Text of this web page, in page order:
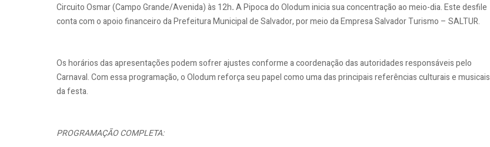
Circuito Osmar (Campo Grande/Avenida) às 12h.A Pipoca do Olodum inicia sua concentração ao meio-dia. Este desfile
conta com o apoio financeiro da Prefeitura Municipal de Salvador, por meio da Empresa Salvador Turismo – SALTUR.
Os horários das apresentações podem sofrer ajustes conforme a coordenação das autoridades responsáveis pelo
Carnaval. Com essa programação, o Olodum reforça seu papel como uma das principais referências culturais e musicais
da festa.
PROGRAMAÇÃO COMPLETA: